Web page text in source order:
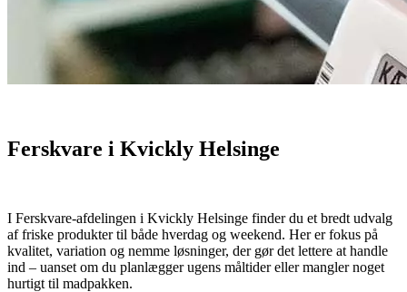
Ferskvare i Kvickly Helsinge
I Ferskvare-afdelingen i Kvickly Helsinge finder du et bredt udvalg
af friske produkter til både hverdag og weekend. Her er fokus på
kvalitet, variation og nemme løsninger, der gør det lettere at handle
ind – uanset om du planlægger ugens måltider eller mangler noget
hurtigt til madpakken.